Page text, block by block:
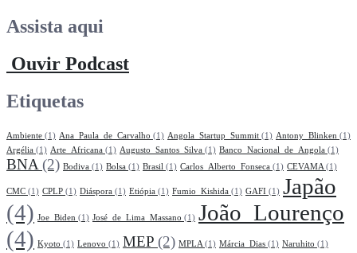
Assista aqui
Ouvir Podcast
Etiquetas
Ambiente (1) Ana_Paula_de_Carvalho (1) Angola_Startup_Summit (1) Antony_Blinken (1)
Argélia (1) Arte_Africana (1) Augusto_Santos_Silva (1) Banco_Nacional_de_Angola (1)
BNA(2) Bodiva (1) Bolsa (1) Brasil (1) Carlos_Alberto_Fonseca (1) CEVAMA(1)
CMC (1) CPLP (1) Diáspora (1) Etiópia (1) Fumio_Kishida (1) GAFI (1) Japão
(4) Joe_Biden (1) José_de_Lima_Massano (1) João_Lourenço
(4) Kyoto (1) Lenovo (1) MEP (2) MPLA(1) Márcia_Dias (1) Naruhito (1)